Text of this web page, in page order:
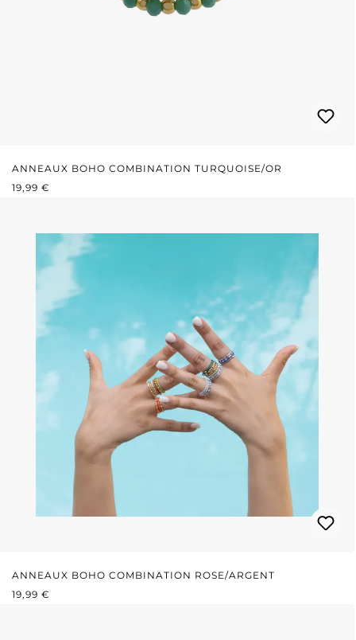
ANNEAUX BOHO COMBINATION TURQUOISE/OR
PRIX RÉGULIER :
19,99 €
ANNEAUX BOHO COMBINATION ROSE/ARGENT
PRIX RÉGULIER :
19,99 €